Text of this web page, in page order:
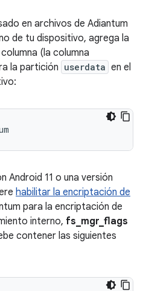
en archivos de Adiantum
de tu dispositivo, agrega la
(la columna
la partición userdata en el
Android 11 o una versión
habilitar la encriptación de
para la encriptación de
interno, fs_mgr_flags
contener las siguientes